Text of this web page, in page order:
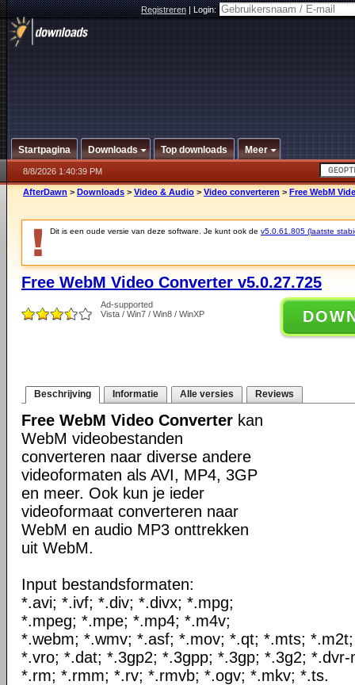
Registreren|Login:
Startpagina Downloads Top downloads Meer
8/8/2026 1:40:39 PM
AfterDawn > Downloads > Video & Audio > Video converteren > Free WebM
Dit is een oude versie van deze software. Je kunt ook de v5.0.61.805 (laatste
Free WebM Video Converter v5.0.27.725
Ad-supported
Vista / Win7 / Win8 / WinXP
Beschrijving Informatie Alle versies Reviews
Free WebM Video Converter kan
WebM videobestanden
converteren naar diverse andere
videoformaten als AVI, MP4, 3GP
en meer. Ook kun je ieder
videoformaat converteren naar
WebM en audio MP3 onttrekken
uit WebM.
Input bestandsformaten:
*.avi; *.ivf; *.div; *.divx; *.mpg;
*.mpeg; *.mpe; *.mp4; *.m4v;
*.webm; *.wmv; *.asf; *.mov; *.qt; *.mts;
*.vro; *.dat; *.3gp2; *.3gpp; *.3gp; *.3g2;
*.rm; *.rmm; *.rv; *.rmvb; *.ogv; *.mkv; *.ts.